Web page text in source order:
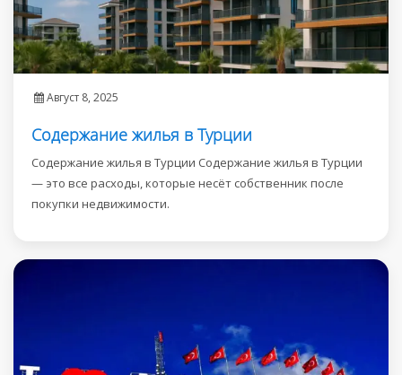
Август 8, 2025
Содержание жилья в Турции
Содержание жилья в Турции Содержание жилья в Турции
— это все расходы, которые несёт собственник после
покупки недвижимости.